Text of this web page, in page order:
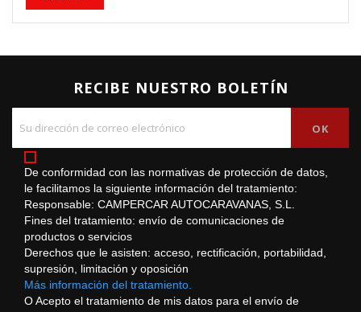
RECIBE NUESTRO BOLETÍN
De conformidad con las normativas de protección de datos,
le facilitamos la siguiente información del tratamiento:
Responsable: CAMPERCAR AUTOCARAVANAS, S.L.
Fines del tratamiento: envío de comunicaciones de
productos o servicios
Derechos que le asisten: acceso, rectificación, portabilidad,
supresión, limitación y oposición
Más información del tratamiento.
O Acepto el tratamiento de mis datos para el envío de